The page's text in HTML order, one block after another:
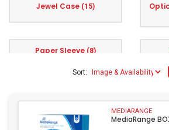
Jewel Case (15)
Paper Sleeve (8)
Sort:
MEDIARANGE
MediaRange